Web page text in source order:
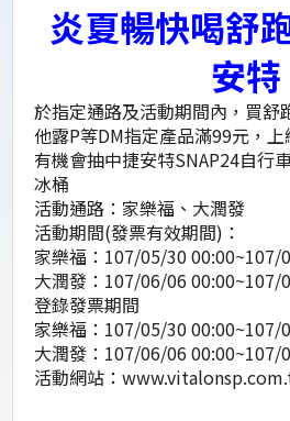
炎夏暢快喝舒
安特
於指定通路及活動期間內，買
他露P等DM指定產品滿99元，
有機會抽中捷安特SNAP24自行
冰桶
活動通路：家樂福、大潤發
活動期間(發票有效期間)：
家樂福：107/05/30 00:00~107/
大潤發：107/06/06 00:00~107/
登錄發票期間
家樂福：107/05/30 00:00~107/
大潤發：107/06/06 00:00~107/
活動網站：